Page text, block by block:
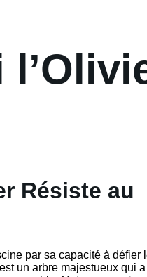
Résiste au
par sa capacité à défier
un arbre majestueux qui a